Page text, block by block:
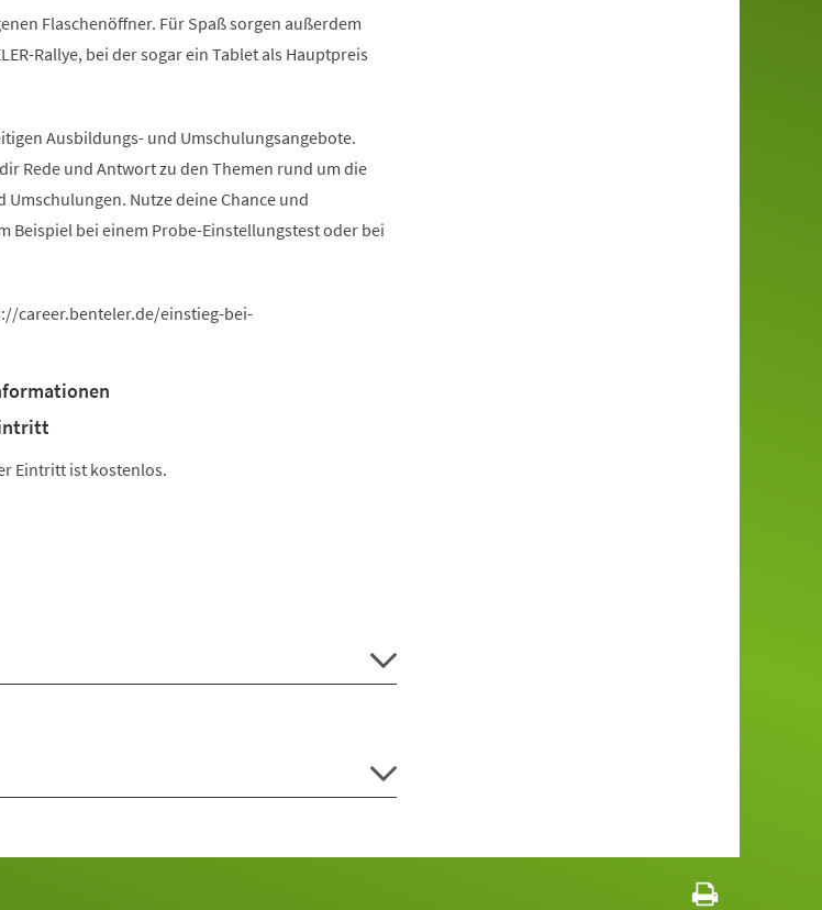
Tab)
Flaschenöffner. Für Spaß sorgen außerdem
Rallye, bei der sogar ein Tablet als Hauptpreis
Ausbildungs- und Umschulungsangebote.
Rede und Antwort zu den Themen rund um die
Nutze deine Chance und
Beispiel bei einem Probe-Einstellungstest oder bei
career.benteler.de/einstieg-bei-
Eintritt ist kostenlos.